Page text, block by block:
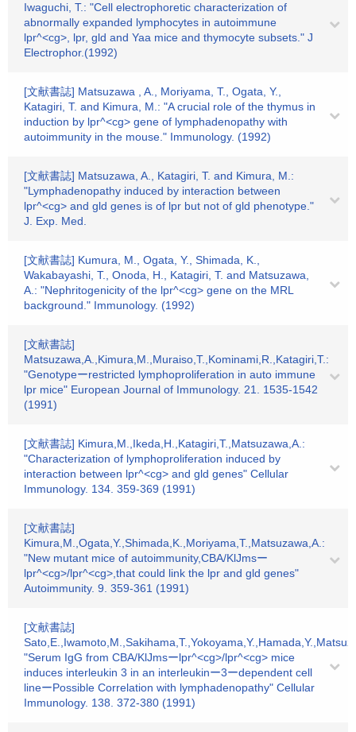
Iwaguchi, T.: "Cell electrophoretic characterization of
abnormally expanded lymphocytes in autoimmune
lpr^<cg>, lpr, gld and Yaa mice and thymocyte subsets." J
Electrophor.(1992)
[文献書誌] Matsuzawa , A., Moriyama, T., Ogata, Y.,
Katagiri, T. and Kimura, M.: "A crucial role of the thymus in
induction by lpr^<cg> gene of lymphadenopathy with
autoimmunity in the mouse." Immunology. (1992)
[文献書誌] Matsuzawa, A., Katagiri, T. and Kimura, M.:
"Lymphadenopathy induced by interaction between
lpr^<cg> and gld genes is of lpr but not of gld phenotype."
J. Exp. Med.
[文献書誌] Kumura, M., Ogata, Y., Shimada, K.,
Wakabayashi, T., Onoda, H., Katagiri, T. and Matsuzawa,
A.: "Nephritogenicity of the lpr^<cg> gene on the MRL
background." Immunology. (1992)
[文献書誌]
Matsuzawa,A.,Kimura,M.,Muraiso,T.,Kominami,R.,Katagiri,T.:
"Genotypeーrestricted lymphoproliferation in auto immune
lpr mice" European Journal of Immunology. 21. 1535-1542
(1991)
[文献書誌] Kimura,M.,Ikeda,H.,Katagiri,T.,Matsuzawa,A.:
"Characterization of lymphoproliferation induced by
interaction between lpr^<cg> and gld genes" Cellular
Immunology. 134. 359-369 (1991)
[文献書誌]
Kimura,M.,Ogata,Y.,Shimada,K.,Moriyama,T.,Matsuzawa,A.:
"New mutant mice of autoimmunity,CBA/KlJmsー
lpr^<cg>/lpr^<cg>,that could link the lpr and gld genes"
Autoimmunity. 9. 359-361 (1991)
[文献書誌]
"Serum IgG from CBA/KlJmsーlpr^<cg>/lpr^<cg> mice
induces interleukin 3 in an interleukinー3ーdependent cell
lineーPossible Correlation with lymphadenopathy" Cellular
Immunology. 138. 372-380 (1991)